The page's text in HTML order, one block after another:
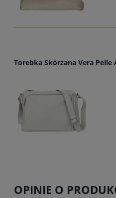
Torebka Skórzana Vera Pelle
OPINIE O